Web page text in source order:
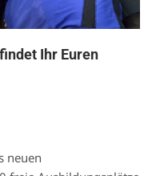
Ihr Euren
neuen